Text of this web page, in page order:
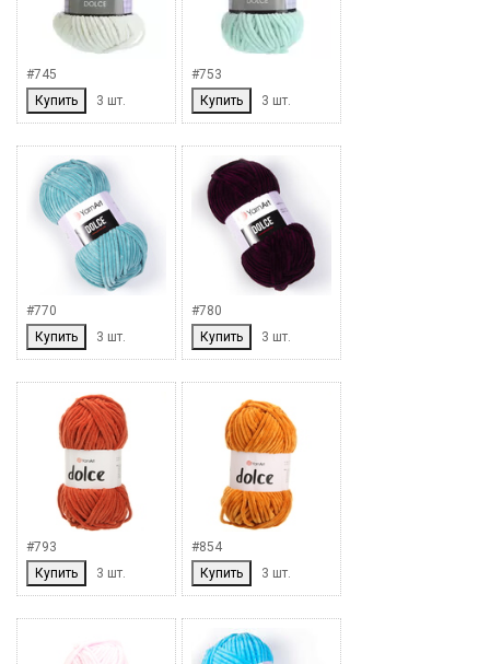
#745
Купить
3 шт.
#753
Купить
3 шт.
#770
Купить
3 шт.
#780
Купить
3 шт.
#793
Купить
3 шт.
#854
Купить
3 шт.